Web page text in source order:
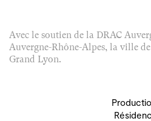
Avec le soutien de la DRAC
Auvergne-Rhône-Alpes, la ville
Grand Lyon.